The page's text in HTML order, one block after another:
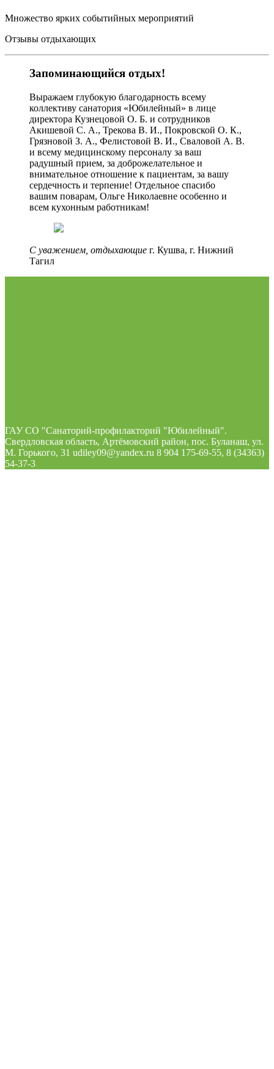
Множество ярких событийных мероприятий
Отзывы отдыхающих
Запоминающийся отдых!
Выражаем глубокую благодарность всему
коллективу санатория «Юбилейный» в лице
директора Кузнецовой О. Б. и сотрудников
Акишевой С. А., Трекова В. И., Покровской О. К.,
Грязновой З. А., Фелистовой В. И., Сваловой А. В.
и всему медицинскому персоналу за ваш
радушный прием, за доброжелательное и
внимательное отношение к пациентам, за вашу
сердечность и терпение! Отдельное спасибо
вашим поварам, Ольге Николаевне особенно и
всем кухонным работникам!
С уважением, отдыхающие г. Кушва, г. Нижний
Тагил
ГАУ СО "Санаторий-профилакторий "Юбилейный".
Свердловская область, Артёмовский район, пос. Буланаш, ул.
М. Горького, 31 udiley09@yandex.ru 8 904 175-69-55, 8 (34363)
54-37-3